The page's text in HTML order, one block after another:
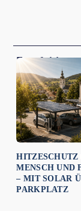
HITZESCHUTZ
MENSCH UND
– MIT SOLAR
PARKPLATZ